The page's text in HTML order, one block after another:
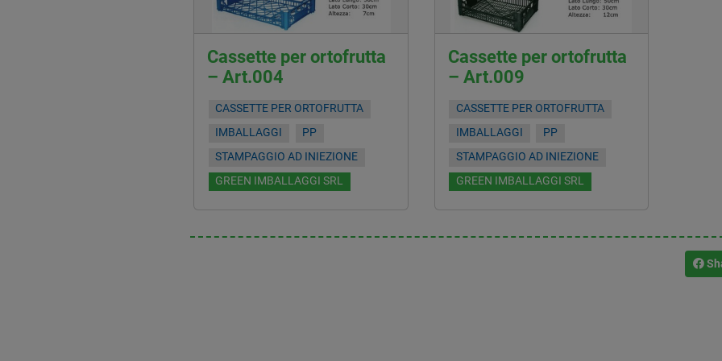
Cassette per ortofrutta
– Art.004
CASSETTE PER ORTOFRUTTA
IMBALLAGGI
PP
STAMPAGGIO AD INIEZIONE
GREEN IMBALLAGGI SRL
Cassette per ortofrutta
– Art.009
CASSETTE PER ORTOFRUTTA
IMBALLAGGI
PP
STAMPAGGIO AD INIEZIONE
GREEN IMBALLAGGI SRL